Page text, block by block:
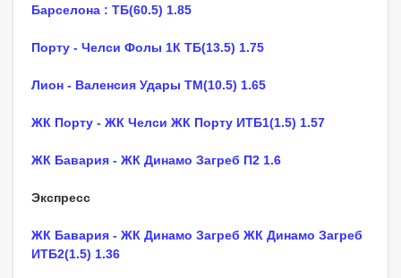
Барселона : ТБ(60.5) 1.85
Порту - Челси Фолы 1К ТБ(13.5) 1.75
Лион - Валенсия Удары ТМ(10.5) 1.65
ЖК Порту - ЖК Челси ЖК Порту ИТБ1(1.5) 1.57
ЖК Бавария - ЖК Динамо Загреб П2 1.6
Экспресс
ЖК Бавария - ЖК Динамо Загреб ЖК Динамо Загреб
ИТБ2(1.5) 1.36